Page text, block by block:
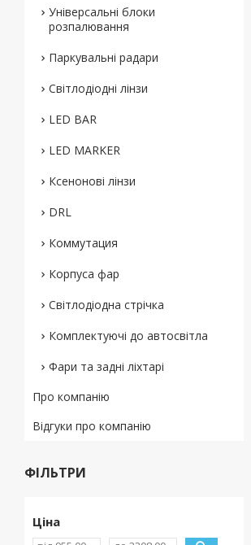
Універсальні блоки
розпалювання
Паркувальні радари
Світлодіодні лінзи
LED BAR
LED MARKER
Ксенонові лінзи
DRL
Коммутация
Корпуса фар
Світлодіодна стрічка
Комплектуючі до автосвітла
Фари та задні ліхтарі
Про компанію
Відгуки про компанію
ФІЛЬТРИ
Ціна